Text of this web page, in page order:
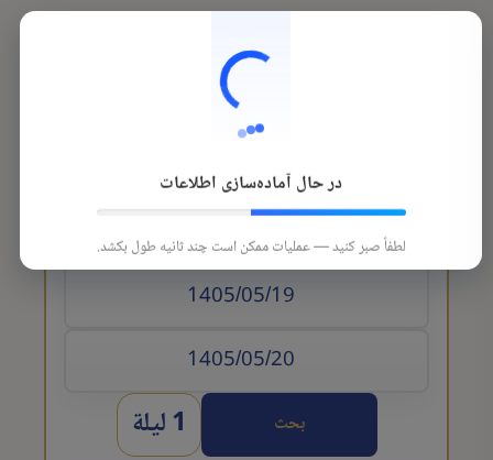
تاريخ الوصول
بحث 1 ليلة
در حال آماده‌سازی اطلاعات
لطفاً صبر کنید — عملیات ممکن است چند ثانیه طول بکشد.